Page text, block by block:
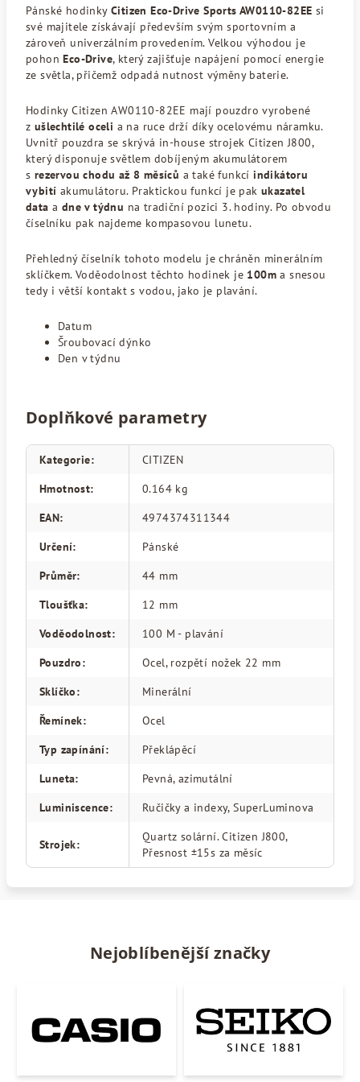
Pánské hodinky Citizen Eco-Drive Sports AW0110-82EE si
své majitele získávají především svým sportovním a
zároveň univerzálním provedením. Velkou výhodou je
pohonEco-Drive, který zajišťuje napájení pomocí energie
ze světla, přičemž odpadá nutnost výměny baterie.
Hodinky Citizen AW0110-82EE mají pouzdro vyrobené
z ušlechtilé oceli a na ruce drží díky ocelovému náramku.
Uvnitř pouzdra se skrývá in-house strojek Citizen J800,
který disponuje světlem dobíjeným akumulátorem
s rezervou chodu až 8 měsíců a také funkcíindikátoru
vybití akumulátoru. Praktickou funkcí je pakukazatel
data a dne v týdnu na tradiční pozici 3. hodiny. Po obvodu
číselníku pak najdeme kompasovou lunetu.
Přehledný číselník tohoto modelu je chráněn minerálním
sklíčkem. Voděodolnost těchto hodinek je 100m a snesou
tedy i větší kontakt s vodou, jako je plavání.
Datum
Šroubovací dýnko
Den v týdnu
Doplňkové parametry
Kategorie:
CITIZEN
Hmotnost:
0.164 kg
EAN:
4974374311344
Určení:
Pánské
Průměr:
44 mm
Tloušťka:
12 mm
Voděodolnost:
100 M - plavání
Pouzdro:
Ocel, rozpětí nožek 22 mm
Sklíčko:
Minerální
Řemínek:
Ocel
Typ zapínání:
Překlápěcí
Luneta:
Pevná, azimutální
Luminiscence: Ručičky a indexy, SuperLuminova
Strojek:
Quartz solární. Citizen J800,
Přesnost ±15s za měsíc
Nejoblíbenější značky